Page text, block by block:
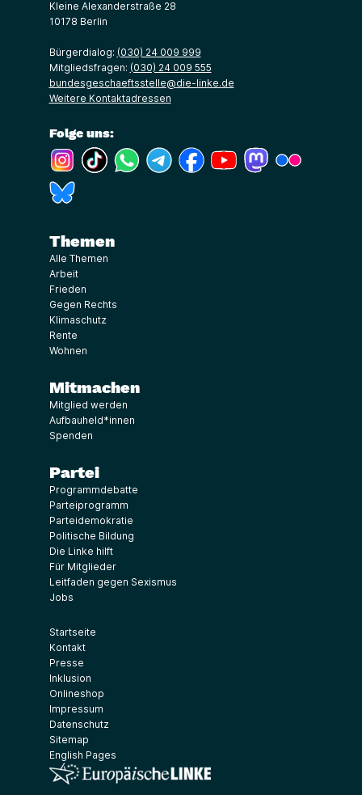
Kleine Alexanderstraße 28
10178 Berlin
Bürgerdialog: (030) 24 009 999
Mitgliedsfragen: (030) 24 009 555
bundesgeschaeftsstelle@die-linke.de
Weitere Kontaktadressen
Folge uns:
(Link öffnet ein neues Fenster)
(Link öffnet ein neues Fenster)
(Link öffnet ein neues Fenster)
(Link öffnet ein neues Fenster)
(Link öffnet ein neues Fenster)
(Link öffnet ein neues
(Link öffnet ein
Themen
Alle Themen
Arbeit
Frieden
Gegen Rechts
Klimaschutz
Rente
Wohnen
Mitmachen
Mitglied werden
Aufbauheld*innen
Spenden
Partei
Programmdebatte
Parteiprogramm
Parteidemokratie
Politische Bildung
Die Linke hilft
Für Mitglieder
Leitfaden gegen Sexismus
Jobs
Startseite
Kontakt
Presse
Inklusion
Onlineshop
Impressum
Datenschutz
Sitemap
English Pages
(Link öffnet ein neues Fenster)